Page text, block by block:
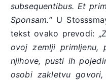
subsequentibus. Et
Sponsam.“U
tekst ovako prevodi: „
ovoj zemlji primljenu,
njihove, pusti ih
osobi zakletvu